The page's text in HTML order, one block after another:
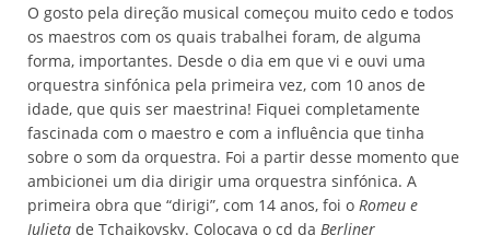
O gosto pela direção musical começou muito cedo e todos
os maestros com os quais trabalhei foram, de alguma
forma, importantes. Desde o dia em que vi e ouvi uma
orquestra sinfónica pela primeira vez, com 10 anos de
idade, que quis ser maestrina! Fiquei completamente
fascinada com o maestro e com a influência que tinha
sobre o som da orquestra. Foi a partir desse momento que
ambicionei um dia dirigir uma orquestra sinfónica. A
primeira obra que “dirigi”, com 14 anos, foi o Romeu e
Julieta de Tchaikovsky. Colocava o cd da Berliner